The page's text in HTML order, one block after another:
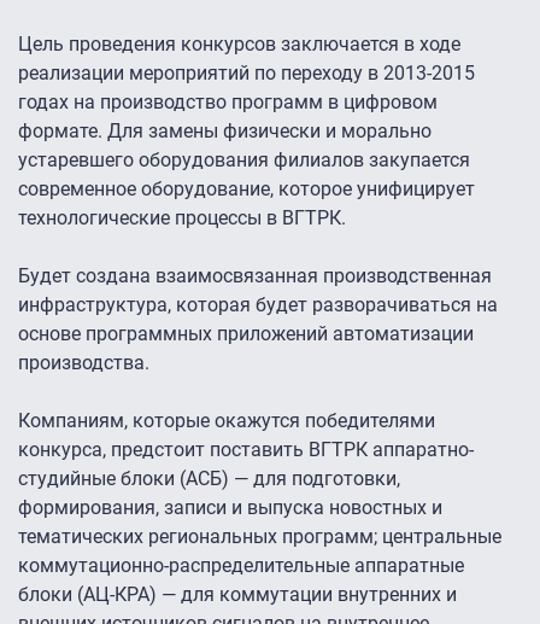
Цель проведения конкурсов заключается в ходе
реализации мероприятий по переходу в 2013-2015
годах на производство программ в цифровом
формате. Для замены физически и морально
устаревшего оборудования филиалов закупается
современное оборудование, которое унифицирует
технологические процессы в ВГТРК.
Будет создана взаимосвязанная производственная
инфраструктура, которая будет разворачиваться на
основе программных приложений автоматизации
производства.
Компаниям, которые окажутся победителями
конкурса, предстоит поставить ВГТРК аппаратно-
студийные блоки (АСБ) — для подготовки,
формирования, записи и выпуска новостных и
тематических региональных программ; центральные
коммутационно-распределительные аппаратные
блоки (АЦ-КРА) — для коммутации внутренних и